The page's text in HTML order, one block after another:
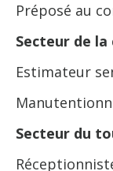
Préposé au
Secteur de
Estimateur
Secteur du